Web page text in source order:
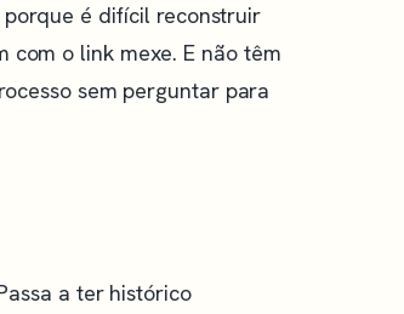
porque é difícil reconstruir
com o link mexe. E não têm
sem perguntar para
a ter histórico